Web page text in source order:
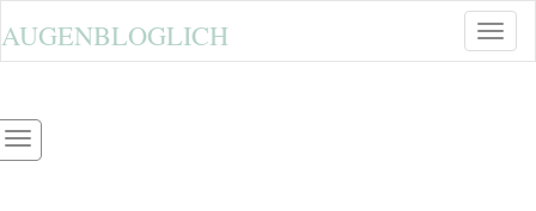
AUGENBLOGLICH
Toggle